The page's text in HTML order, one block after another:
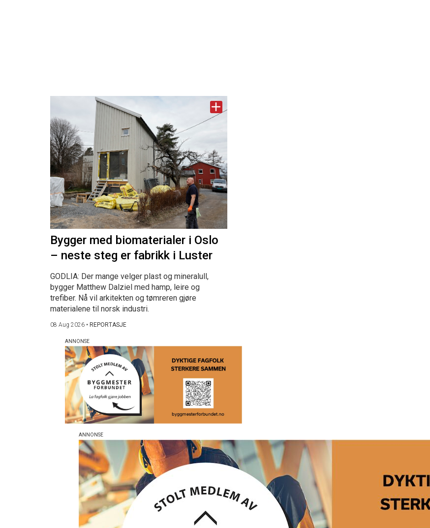
Bygger med biomaterialer i Oslo
– neste steg er fabrikk i Luster
GODLIA: Der mange velger plast og mineralull,
bygger Matthew Dalziel med hamp, leire og
trefiber. Nå vil arkitekten og tømreren gjøre
materialene til norsk industri.
08 Aug 2026 • REPORTASJE